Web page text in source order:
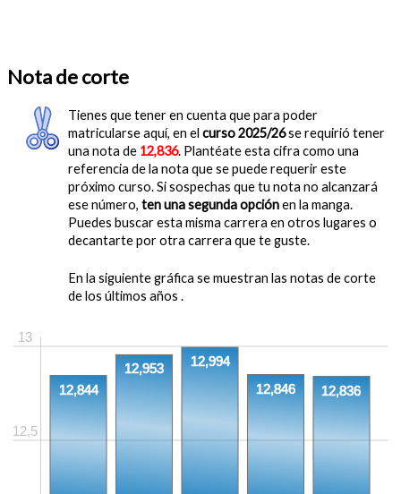
Nota de corte
Tienes que tener en cuenta que para poder
matricularse aquí, en el curso 2025/26se requirió tener
una nota de 12,836. Plantéate esta cifra como una
referencia de la nota que se puede requerir este
próximo curso. Si sospechas que tu nota no alcanzará
ese número, ten una segunda opciónen la manga.
Puedes buscar esta misma carrera en otros lugares o
decantarte por otra carrera que te guste.
En la siguiente gráfica se muestran las notas de corte
de los últimos años .
13
12,5
12,844
12,953 12,994
12,846 12,836